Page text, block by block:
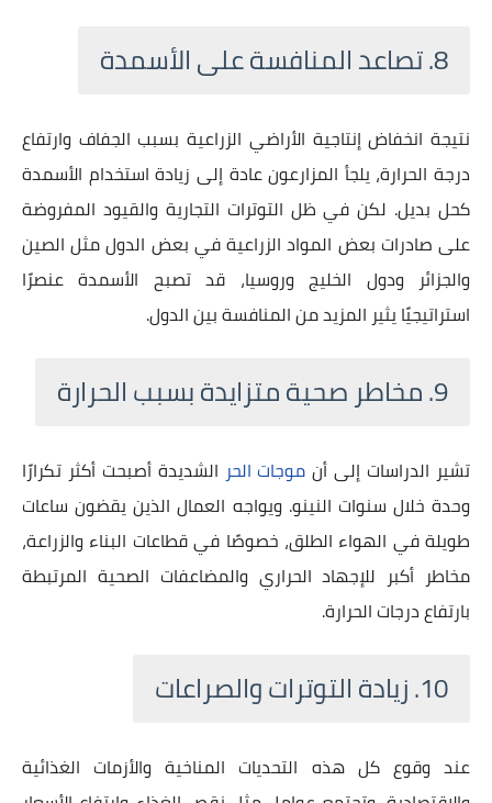
8. تصاعد المنافسة على الأسمدة
نتيجة انخفاض إنتاجية الأراضي الزراعية بسبب الجفاف وارتفاع
درجة الحرارة، يلجأ المزارعون عادة إلى زيادة استخدام الأسمدة
كحل بديل. لكن في ظل التوترات التجارية والقيود المفروضة
على صادرات بعض المواد الزراعية في بعض الدول مثل الصين
والجزائر ودول الخليج وروسيا، قد تصبح الأسمدة عنصرًا
استراتيجيًا يثير المزيد من المنافسة بين الدول.
9. مخاطر صحية متزايدة بسبب الحرارة
تشير الدراسات إلى أن موجات الحر الشديدة أصبحت أكثر تكرارًا
وحدة خلال سنوات النينو. ويواجه العمال الذين يقضون ساعات
طويلة في الهواء الطلق، خصوصًا في قطاعات البناء والزراعة،
مخاطر أكبر للإجهاد الحراري والمضاعفات الصحية المرتبطة
بارتفاع درجات الحرارة.
10. زيادة التوترات والصراعات
عند وقوع كل هذه التحديات المناخية والأزمات الغذائية